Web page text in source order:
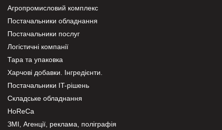
Агропромисловий комплекс
Постачальники обладнання
Постачальники послуг
Логістичні компанії
Тара та упаковка
Харчові добавки. Інгредієнти.
Постачальники IT-рішень
Складське обладнання
HoReCa
ЗМІ, Агенції, реклама, поліграфія